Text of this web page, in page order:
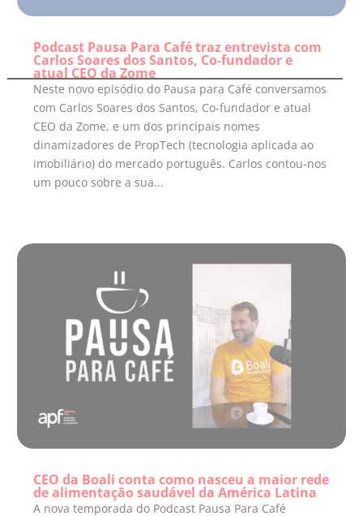
Podcast Pausa Para Café traz entrevista com
Carlos Soares dos Santos, Co-fundador e
atual CEO da Zome
Neste novo episódio do Pausa para Café conversamos
com Carlos Soares dos Santos, Co-fundador e atual
CEO da Zome, e um dos principais nomes
dinamizadores de PropTech (tecnologia aplicada ao
imobiliário) do mercado português. Carlos contou-nos
um pouco sobre a sua...
CEO da Boali conta como nasceu a maior rede
de alimentação saudável da América Latina
A nova temporada do Podcast Pausa Para Café